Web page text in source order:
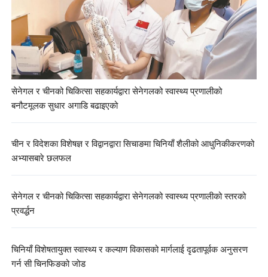
सेनेगल र चीनको चिकित्सा सहकार्यद्वारा सेनेगलको स्वास्थ्य प्रणालीको
बनौटमूलक सुधार अगाडि बढाइएको
चीन र विदेशका विशेषज्ञ र विद्वानद्वारा सिचाङमा चिनियाँ शैलीको आधुनिकीकरणको
अभ्यासबारे छलफल
सेनेगल र चीनको चिकित्सा सहकार्यद्वारा सेनेगलको स्वास्थ्य प्रणालीको स्तरको
प्रवर्द्धन
चिनियाँ विशेषतायुक्त स्वास्थ्य र कल्याण विकासको मार्गलाई दृढतापूर्वक अनुसरण
गर्न सी चिनफिङको जोड